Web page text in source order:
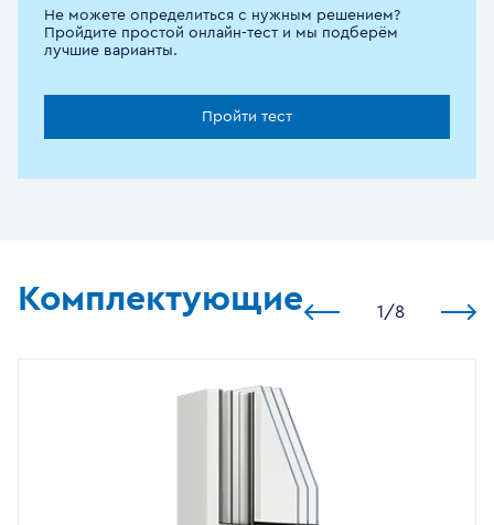
Не можете определиться с нужным решением?
Пройдите простой онлайн-тест и мы подберём
лучшие варианты.
Пройти тест
Комплектующие 1 /8